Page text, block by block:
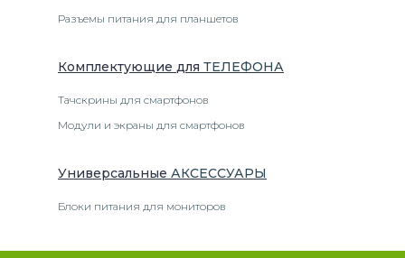
Разъемы питания для планшетов
Комплектующие для ТЕЛЕФОНА
Тачскрины для смартфонов
Модули и экраны для смартфонов
Универсальные АКСЕССУАРЫ
Блоки питания для мониторов